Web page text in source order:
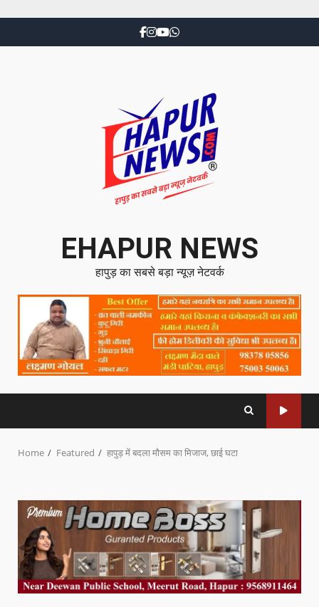
EHAPUR NEWS
हापुड़ का सबसे बड़ा न्यूज़ नेटवर्क
Home Featured हापुड़ में बदला मौसम का मिजाज, छाई घटा